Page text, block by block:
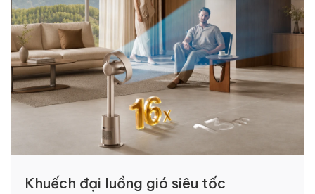
Khuếch đại luồng gió siêu tốc